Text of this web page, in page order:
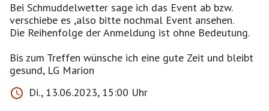
Bei Schmuddelwetter sage ich das Event ab bzw.
verschiebe es ,also bitte nochmal Event ansehen.
Die Reihenfolge der Anmeldung ist ohne Bedeutung.
Bis zum Treffen wünsche ich eine gute Zeit und bleibt
Di., 13.06.2023, 15:00 Uhr